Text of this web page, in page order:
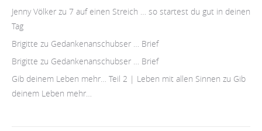
Jenny Völker zu 7 auf einen Streich … so startest du gut in deinen
Tag
Brigitte zu Gedankenanschubser … Brief
Brigitte zu Gedankenanschubser … Brief
Gib deinem Leben mehr… Teil 2 | Leben mit allen Sinnen zu Gib
deinem Leben mehr…